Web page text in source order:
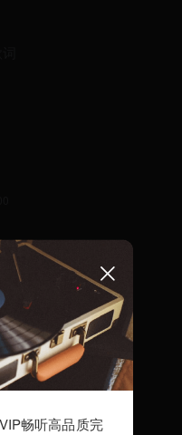
畅听高品质完
